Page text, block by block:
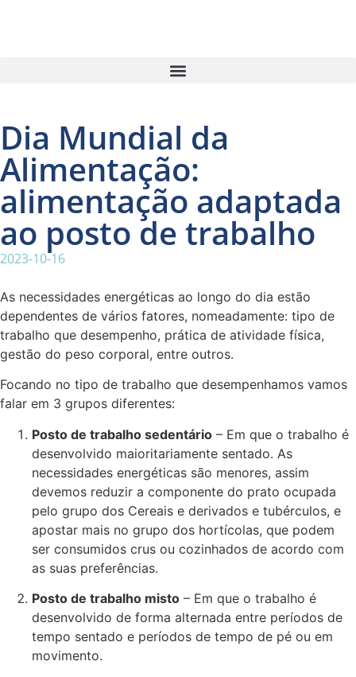
Dia Mundial da
Alimentação:
alimentação adaptada
ao posto de trabalho
2023-10-16
As necessidades energéticas ao longo do dia estão
dependentes de vários fatores, nomeadamente: tipo de
trabalho que desempenho, prática de atividade física,
gestão do peso corporal, entre outros.
Focando no tipo de trabalho que desempenhamos vamos
falar em 3 grupos diferentes:
Posto de trabalho sedentário – Em que o trabalho é
desenvolvido maioritariamente sentado. As
necessidades energéticas são menores, assim
devemos reduzir a componente do prato ocupada
pelo grupo dos Cereais e derivados e tubérculos, e
apostar mais no grupo dos hortícolas, que podem
ser consumidos crus ou cozinhados de acordo com
as suas preferências.
Posto de trabalho misto – Em que o trabalho é
desenvolvido de forma alternada entre períodos de
tempo sentado e períodos de tempo de pé ou em
movimento.